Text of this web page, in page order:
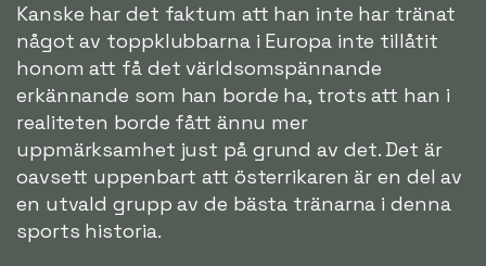
Kanske har det faktum att han inte har tränat
något av toppklubbarna i Europa inte tillåtit
honom att få det världsomspännande
erkännande som han borde ha, trots att han i
realiteten borde fått ännu mer
uppmärksamhet just på grund av det. Det är
oavsett uppenbart att österrikaren är en del av
en utvald grupp av de bästa tränarna i denna
sports historia.